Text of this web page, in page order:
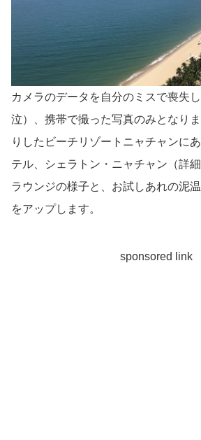
カメラのデータを自分のミスで喪失
泣）、携帯で撮った写真のみとなり
りしたビーチリゾートニャチャンに
テル、シェラトン・ニャチャン（詳
ラウンジの様子と、お試しあれの泥
をアップします。
sponsored link